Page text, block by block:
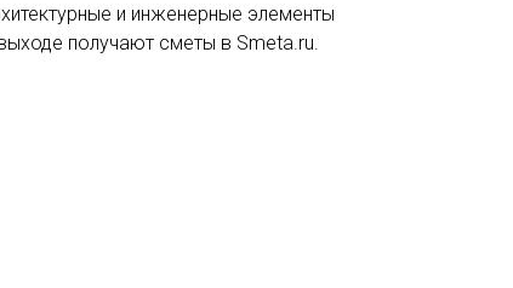
и инженерные элементы
получают сметы в Smeta.ru.